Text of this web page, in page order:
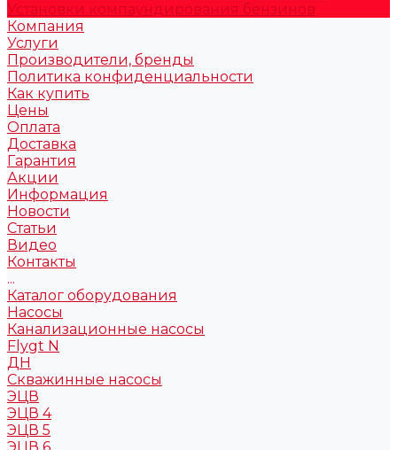
Установки компаундирования бензинов
Компания
Услуги
Производители, бренды
Политика конфиденциальности
Как купить
Цены
Оплата
Доставка
Гарантия
Акции
Информация
Новости
Статьи
Видео
Контакты
...
Каталог оборудования
Насосы
Канализационные насосы
Flygt N
ДН
Скважинные насосы
ЭЦВ
ЭЦВ 4
ЭЦВ 5